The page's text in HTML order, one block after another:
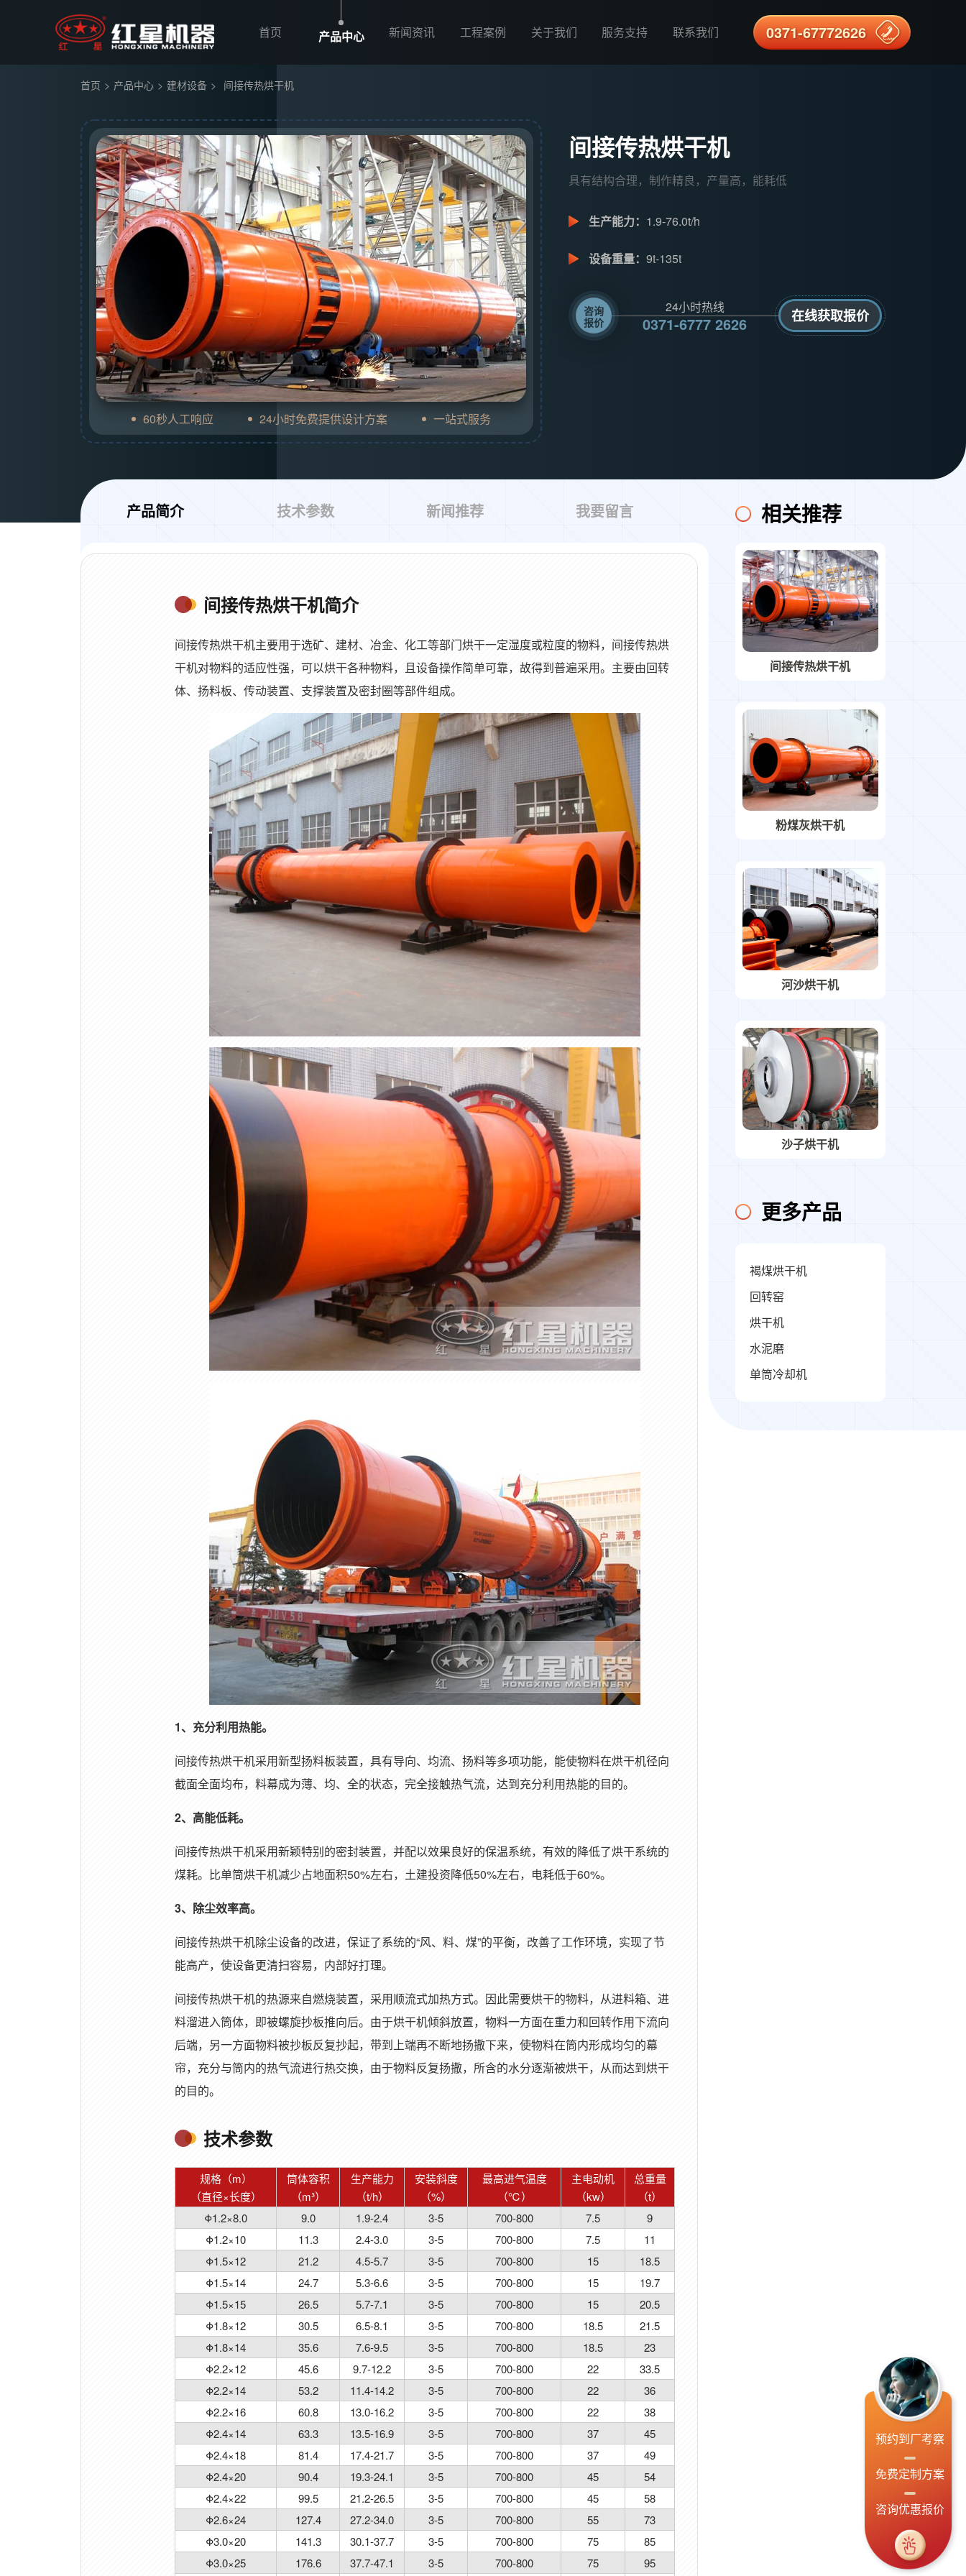
首页 产品中心 新闻资讯 工程案例 关于我们 服务支持 联系我们 0371-67772626
首页 > 产品中心 > 建材设备 > 间接传热烘干机
60秒人工响应 24小时免费提供设计方案 一站式服务
间接传热烘干机
具有结构合理，制作精良，产量高，能耗低
生产能力： 1.9-76.0t/h
设备重量：9t-135t
咨询
报价
24小时热线
0371-6777 2626 在线获取报价
产品简介 技术参数 新闻推荐 我要留言
间接传热烘干机简介
间接传热烘干机主要用于选矿、建材、冶金、化工等部门烘干一定湿度或粒度的物料，间接传热烘
干机对物料的适应性强，可以烘干各种物料，且设备操作简单可靠，故得到普遍采用。主要由回转
体、扬料板、传动装置、支撑装置及密封圈等部件组成。
1、充分利用热能。
间接传热烘干机采用新型扬料板装置，具有导向、均流、扬料等多项功能，能使物料在烘干机径向
截面全面均布，料幕成为薄、均、全的状态，完全接触热气流，达到充分利用热能的目的。
2、高能低耗。
间接传热烘干机采用新颖特别的密封装置，并配以效果良好的保温系统，有效的降低了烘干系统的
煤耗。比单筒烘干机减少占地面积50%左右，土建投资降低50%左右，电耗低于60%。
3、除尘效率高。
间接传热烘干机除尘设备的改进，保证了系统的“风、料、煤”的平衡，改善了工作环境，实现了节
能高产，使设备更清扫容易，内部好打理。
间接传热烘干机的热源来自燃烧装置，采用顺流式加热方式。因此需要烘干的物料，从进料箱、进
料溜进入筒体，即被螺旋抄板推向后。由于烘干机倾斜放置，物料一方面在重力和回转作用下流向
后端，另一方面物料被抄板反复抄起，带到上端再不断地扬撒下来，使物料在筒内形成均匀的幕
帘，充分与筒内的热气流进行热交换，由于物料反复扬撒，所含的水分逐渐被烘干，从而达到烘干
的目的。
技术参数
规格（m）
（直径×长度）
筒体容积
（m³）
生产能力
（t/h）
安装斜度
（%）
最高进气温度
（℃）
主电动机
（kw）
总重量
（t）
Φ1.2×8.0
9.0 1.9-2.4 3-5 700-800 7.5
9
Φ1.2×10
11.3 2.4-3.0 3-5 700-800 7.5
11
Φ1.5×12
21.2 4.5-5.7 3-5 700-800 15
18.5
Φ1.5×14
24.7 5.3-6.6 3-5 700-800 15
19.7
Φ1.5×15
26.5 5.7-7.1 3-5 700-800 15
20.5
Φ1.8×12
30.5 6.5-8.1 3-5 700-800 18.5
21.5
Φ1.8×14
35.6 7.6-9.5 3-5 700-800 18.5
23
Φ2.2×12
45.6 9.7-12.2 3-5 700-800 22
33.5
Φ2.2×14
53.2 11.4-14.2 3-5 700-800 22
36
Φ2.2×16
60.8 13.0-16.2 3-5 700-800 22
38
Φ2.4×14
63.3 13.5-16.9 3-5 700-800 37
45
Φ2.4×18
81.4 17.4-21.7 3-5 700-800 37
49
Φ2.4×20
90.4 19.3-24.1 3-5 700-800 45
54
Φ2.4×22
99.5 21.2-26.5 3-5 700-800 45
58
Φ2.6×24
127.4 27.2-34.0 3-5 700-800 55
73
Φ3.0×20
141.3 30.1-37.7 3-5 700-800 75
85
Φ3.0×25
176.6 37.7-47.1 3-5 700-800 75 95
相关推荐
间接传热烘干机
粉煤灰烘干机
河沙烘干机
沙子烘干机
更多产品
褐煤烘干机
回转窑
烘干机
水泥磨
单筒冷却机
预约到厂考察
免费定制方案
咨询优惠报价